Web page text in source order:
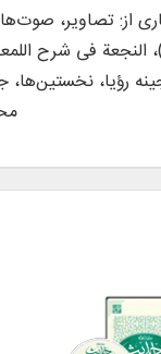
گنجینه رؤیا،